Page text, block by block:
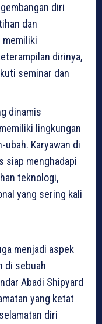
diri
dan
memiliki
dirinya,
seminar dan
dinamis
lingkungan
ubah. Karyawan di
siap menghadapi
teknologi,
yang sering kali
menjadi aspek
di sebuah
Abadi Shipyard
yang ketat
diri